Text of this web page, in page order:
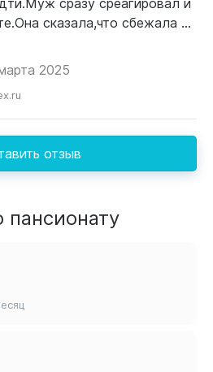
сказала,что сбежала ...
2025
отзыв
пансионату